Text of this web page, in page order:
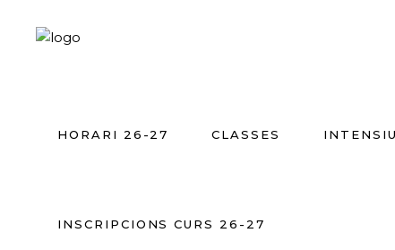
HORARI 26-27 CLASSES
INSCRIPCIONS CURS 26-27